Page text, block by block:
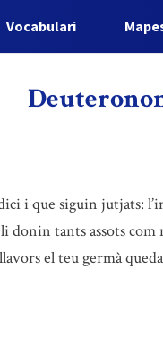
Vocabulari
i que siguin jutjats:
donin tants assots com
el teu germà